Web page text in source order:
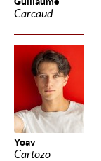
Carcaud
Yoav
Cartozo